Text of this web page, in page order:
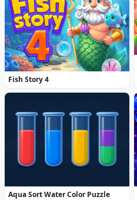
Fish Story 4
Aqua Sort Water Color Puzzle